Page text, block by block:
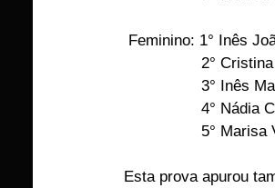
Feminino: 1° Inês
Esta prova apurou